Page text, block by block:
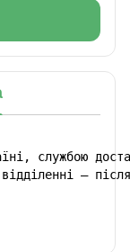
службою
–